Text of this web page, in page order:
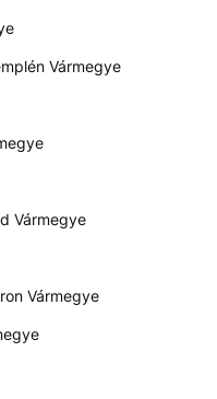
Vármegye
Vármegye
Vármegye